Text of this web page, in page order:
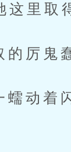
里取
鬼蠢
着闪